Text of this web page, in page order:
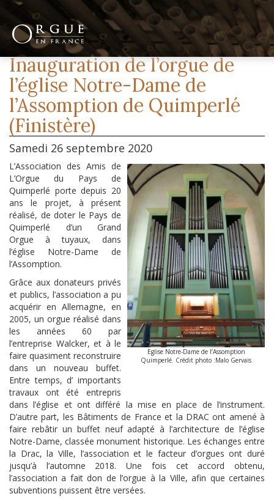
Inauguration de l’orgue de
l’église Notre-Dame de
l’Assomption de Quimperlé
(Finistère)
Samedi 26 septembre 2020
Eglise Notre-Dame de l’Assomption
Quimperlé. Crédit photo :Malo Gervais
L’Association des Amis de
L’Orgue du Pays de
Quimperlé porte depuis 20
ans le projet, à présent
réalisé, de doter le Pays de
Quimperlé d’un Grand
Orgue à tuyaux, dans
l’église Notre-Dame de
l’Assomption.
Grâce aux donateurs privés
et publics, l’association a pu
acquérir en Allemagne, en
2005, un orgue réalisé dans
les années 60 par
l’entreprise Walcker, et à le
faire quasiment reconstruire
dans un nouveau buffet.
Entre temps, d’ importants
travaux ont été entrepris
dans l’église et ont différé la mise en place de l’instrument.
D’autre part, les Bâtiments de France et la DRAC ont amené à
faire rebâtir un buffet neuf adapté à l’architecture de l’église
Notre-Dame, classée monument historique. Les échanges entre
la Drac, la Ville, l’association et le facteur d’orgues ont duré
jusqu’à l’automne 2018. Une fois cet accord obtenu,
l’association a fait don de l’orgue à la Ville, afin que certaines
subventions puissent être versées.